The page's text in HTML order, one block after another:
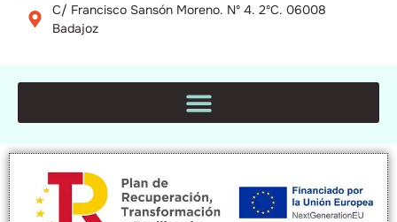
C/ Francisco Sansón Moreno. Nº 4. 2ºC. 06008
Badajoz